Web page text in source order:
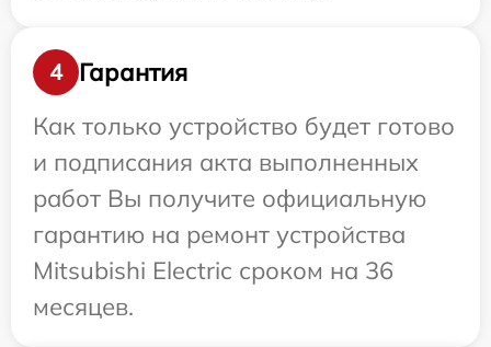
4
Гарантия
Как только устройство будет готово
и подписания акта выполненных
работ Вы получите официальную
гарантию на ремонт устройства
Mitsubishi Electric сроком на 36
месяцев.